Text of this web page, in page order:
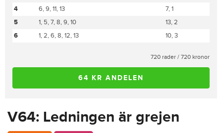
4
6, 9, 11, 13
7, 1
5
1, 5, 7, 8, 9, 10
13, 2
6
1, 2, 6, 8, 12, 13 10, 3
720 rader / 720 kronor
64 KR ANDELEN
V64: Ledningen är grejen